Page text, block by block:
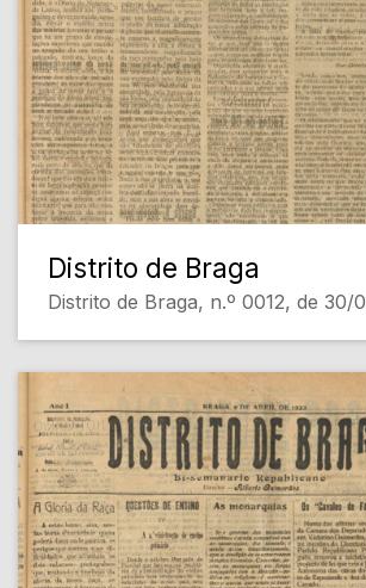
Distrito de Braga
Distrito de Braga, n.º 0012, de 30/